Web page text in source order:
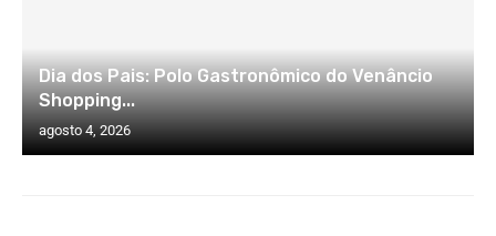
Dia dos Pais: Polo Gastronômico do Venâncio
Shopping...
agosto 4, 2026